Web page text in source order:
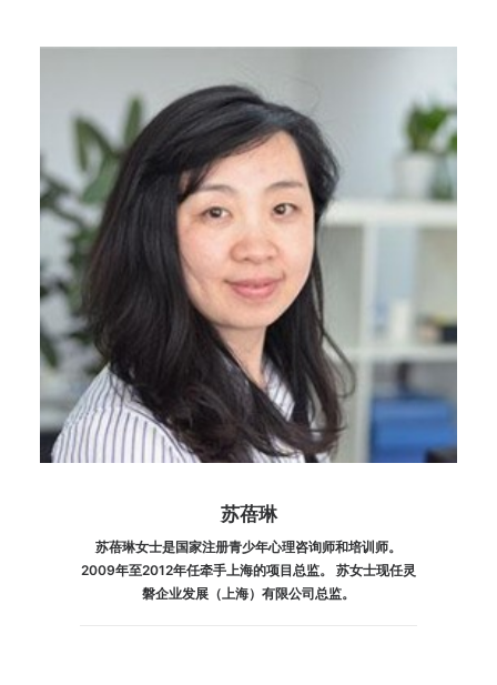
苏蓓琳
苏蓓琳女士是国家注册青少年心理咨询师和培训师。
2009年至2012年任牵手上海的项目总监。 苏女士现任灵
磐企业发展（上海）有限公司总监。